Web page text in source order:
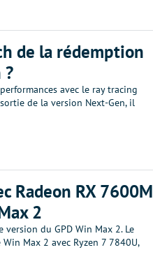
de la rédemption
?
avec le ray tracing
de la version Next-Gen, il
Radeon RX 7600M
2
version du GPD Win Max 2. Le
Max 2 avec Ryzen 7 7840U,